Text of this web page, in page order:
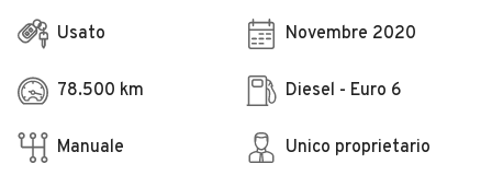
Usato Novembre 2020
78.500 km Diesel - Euro 6
Manuale Unico proprietario